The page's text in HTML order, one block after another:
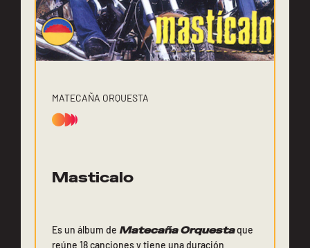
MATECAÑA ORQUESTA
Masticalo
Es un álbum de Matecaña Orquestaque
reúne 18 canciones y tiene una duración